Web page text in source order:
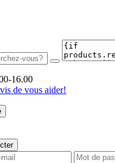
16.00
de vous aider!